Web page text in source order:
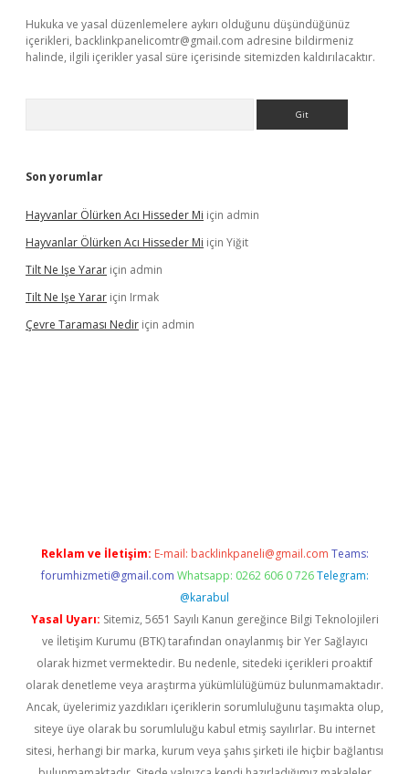
Hukuka ve yasal düzenlemelere aykırı olduğunu düşündüğünüz
içerikleri, backlinkpanelicomtr@gmail.com adresine bildirmeniz
halinde, ilgili içerikler yasal süre içerisinde sitemizden kaldırılacaktır.
Son yorumlar
Hayvanlar Ölürken Acı Hisseder Mi için admin
Hayvanlar Ölürken Acı Hisseder Mi için Yiğit
Tilt Ne Işe Yarar için admin
Tilt Ne Işe Yarar için Irmak
Çevre Taraması Nedir için admin
Reklam ve İletişim: E-mail: backlinkpaneli@gmail.com Teams:
forumhizmeti@gmail.com Whatsapp: 0262 606 0 726 Telegram:
@karabul
Yasal Uyarı: Sitemiz, 5651 Sayılı Kanun gereğince Bilgi Teknolojileri
ve İletişim Kurumu (BTK) tarafından onaylanmış bir Yer Sağlayıcı
olarak hizmet vermektedir. Bu nedenle, sitedeki içerikleri proaktif
olarak denetleme veya araştırma yükümlülüğümüz bulunmamaktadır.
Ancak, üyelerimiz yazdıkları içeriklerin sorumluluğunu taşımakta olup,
siteye üye olarak bu sorumluluğu kabul etmiş sayılırlar. Bu internet
sitesi, herhangi bir marka, kurum veya şahıs şirketi ile hiçbir bağlantısı